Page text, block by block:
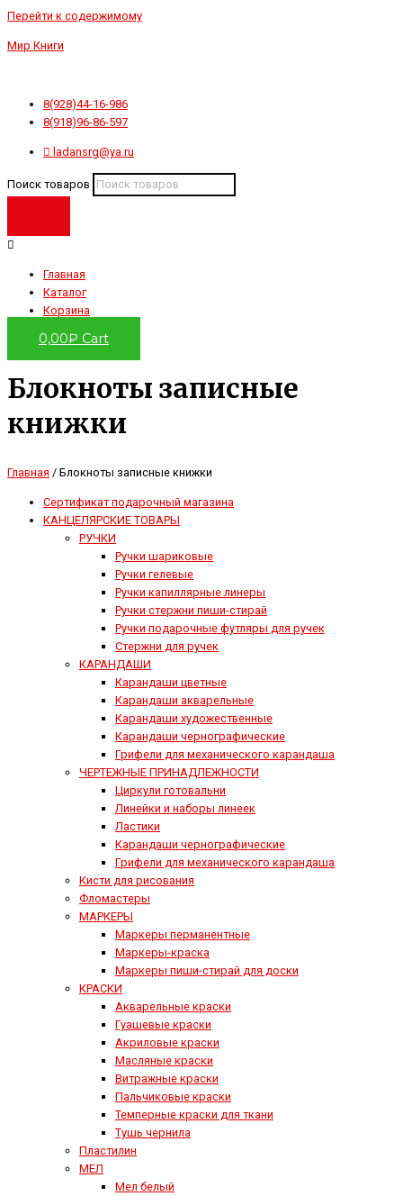
Перейти к содержимому
Мир Книги
8(928)44-16-986
8(918)96-86-597
ladansrg@ya.ru
Поиск товаров
Главная
Каталог
Корзина
0,00₽ Cart
Блокноты записные
книжки
Главная / Блокноты записные книжки
Сертификат подарочный магазина
КАНЦЕЛЯРСКИЕ ТОВАРЫ
РУЧКИ
Ручки шариковые
Ручки гелевые
Ручки капиллярные линеры
Ручки стержни пиши-стирай
Ручки подарочные футляры для ручек
Стержни для ручек
КАРАНДАШИ
Карандаши цветные
Карандаши акварельные
Карандаши художественные
Карандаши чернографические
Грифели для механического карандаша
ЧЕРТЕЖНЫЕ ПРИНАДЛЕЖНОСТИ
Циркули готовальни
Линейки и наборы линеек
Ластики
Карандаши чернографические
Грифели для механического карандаша
Кисти для рисования
Фломастеры
МАРКЕРЫ
Маркеры перманентные
Маркеры-краска
Маркеры пиши-стирай для доски
КРАСКИ
Акварельные краски
Гуашевые краски
Акриловые краски
Масляные краски
Витражные краски
Пальчиковые краски
Темперные краски для ткани
Тушь чернила
Пластилин
МЕЛ
Мел белый